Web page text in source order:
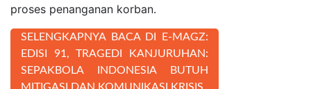
proses penanganan korban.
SELENGKAPNYA BACA DI E-MAGZ:
EDISI 91, TRAGEDI KANJURUHAN:
SEPAKBOLA INDONESIA BUTUH
MITIGASI DAN KOMUNIKASI KRISIS